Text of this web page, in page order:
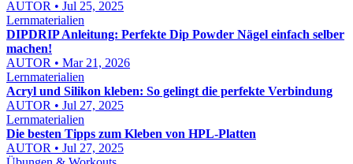
AUTOR • Jul 25, 2025
Lernmaterialien
DIPDRIP Anleitung: Perfekte Dip Powder Nägel einfach selber
machen!
AUTOR • Mar 21, 2026
Lernmaterialien
Acryl und Silikon kleben: So gelingt die perfekte Verbindung
AUTOR • Jul 27, 2025
Lernmaterialien
Die besten Tipps zum Kleben von HPL-Platten
AUTOR • Jul 27, 2025